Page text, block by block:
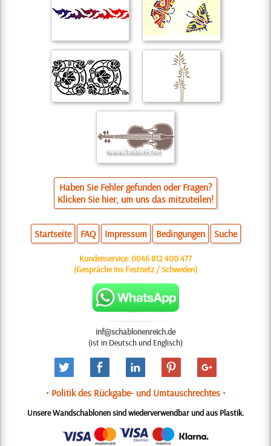
Haben Sie Fehler gefunden oder Fragen?
Klicken Sie hier, um uns das mitzuteilen!
Startseite FAQ Impressum Bedingungen Suche
Kundenservice:0046 812 400 477
(Gespräche ins Festnetz / Schweden)
inf@schablonenreich.de
(ist in Deutsch und Englisch)
• Politik des Rückgabe- und Umtauschrechtes •
Unsere Wandschablonen sind wiederverwendbar und aus Plastik.